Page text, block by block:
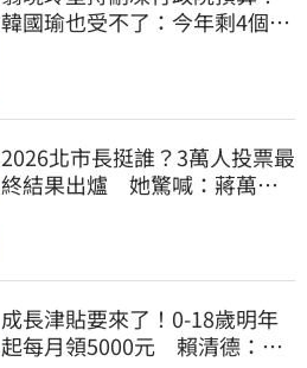
韓國瑜也受不了：今年剩4個月
2026北市長挺誰？3萬人投票最
終結果出爐 她驚喊：蔣萬安
成長津貼要來了！0-18歲明年
起每月領5000元 賴清德：此